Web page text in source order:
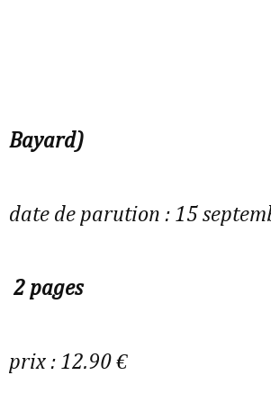
Bayard)
date de parution : 15
2 pages
prix : 12.90 €